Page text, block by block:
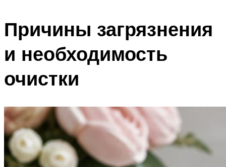
Причины загрязнения
и необходимость
очистки